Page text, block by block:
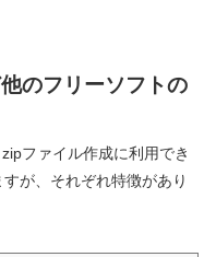
のフリーソフトの
ファイル作成に利用でき
が、それぞれ特徴があり